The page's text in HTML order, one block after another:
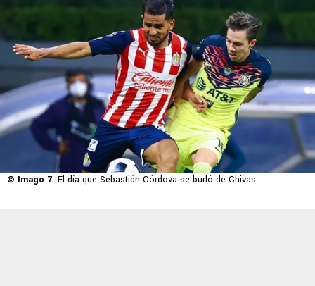
© Imago 7 El día que Sebastián Córdova se burló de Chivas